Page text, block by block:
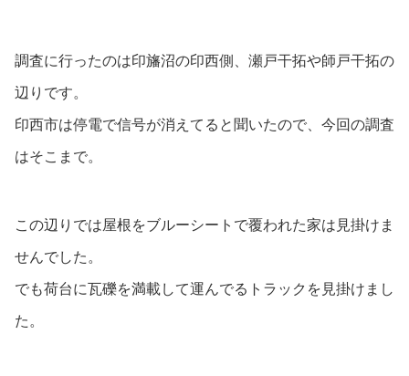
調査に行ったのは印旛沼の印西側、瀬戸干拓や師戸干拓の
辺りです。
印西市は停電で信号が消えてると聞いたので、今回の調査
はそこまで。
この辺りでは屋根をブルーシートで覆われた家は見掛けま
せんでした。
でも荷台に瓦礫を満載して運んでるトラックを見掛けまし
た。